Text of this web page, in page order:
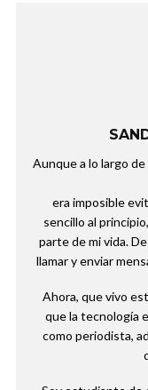
Aunque a lo largo
era imposible
sencillo al
parte de mi vida.
llamar y enviar
Ahora, que vivo
que la tecnología
como periodista,